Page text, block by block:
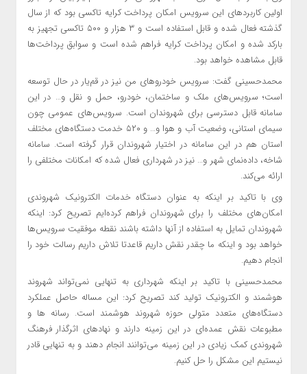
اولین کاربردهای این سرویس امکان پرداخت کرایه تاکسی بود که از سال
گذشته فعال شده و قابل استفاده است و ۳ هزار و ۵۰۰ تاکسی تجهیز به
بارکد شده و امکان پرداخت کرایه فراهم شده است و سوابق پرداخت‌ها
قابل مشاهده خواهد بود.
محمدحسینی گفت: سرویس خودروهای من نیز در قم‌یار در حال توسعه
است؛ سرویس‌های ملک و ساختمان، خودرو، حمل و نقل و… در این
سامانه قابل دسترسی برای شهروندان است. سرویس‌های عمومی چون
سیمای استانی، وضعیت آب و هوا و… و ۵۲۰ خدمت دستگاه‌های مختلف
استان هم در این سامانه در اختیار شهروندان قرار گرفته است. سامانه
شاخه، داده‌نمای شهر و… نیز در شهرداری فعال شده که امکانات مختلفی را
ارائه می‌کند.
وی با تاکید بر اینکه به عنوان دستگاه خدمات الکترونیک شهروندی
امکان‌های مختلف را برای شهروندان فراهم کرده‌ایم تصریح کرد: اینکه
شهروندان تمایل به استفاده از آنها داشته باشند نقطه موفقیت سرویس‌ها
خواهد بود و اینکه ما چقدر نقش داریم قاعدتا تلاش داریم رسالت خود را
انجام دهیم.
محمدحسینی با تاکید بر اینکه شهرداری به تنهایی نمی‌تواند شهروند
هوشمند و الکترونیک تولید کند تصریح کرد: این مساله حاصل عملکرد
دستگاه‌های متعدد متولی حوزه شهروند هوشمند است. رسانه ها و
مطبوعات نقش عمده‌ای در این زمینه دارند و نهادهای اثرگذار فرهنگ
شهروندی کمک زیادی در این زمینه می‌توانند انجام دهند و به تنهایی قادر
نیستیم این مشکل را حل کنیم.